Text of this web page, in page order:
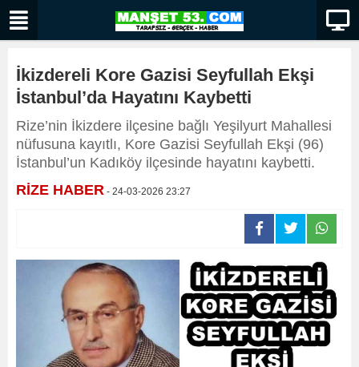
İkizdereli Kore Gazisi Seyfullah Ekşi
İstanbul’da Hayatını Kaybetti
Rize’nin İkizdere ilçesine bağlı Yeşilyurt Mahallesi
nüfusuna kayıtlı, Kore Gazisi Seyfullah Ekşi (96)
İstanbul’un Kadıköy ilçesinde hayatını kaybetti.
RİZE HABER - 24-03-2026 23:27